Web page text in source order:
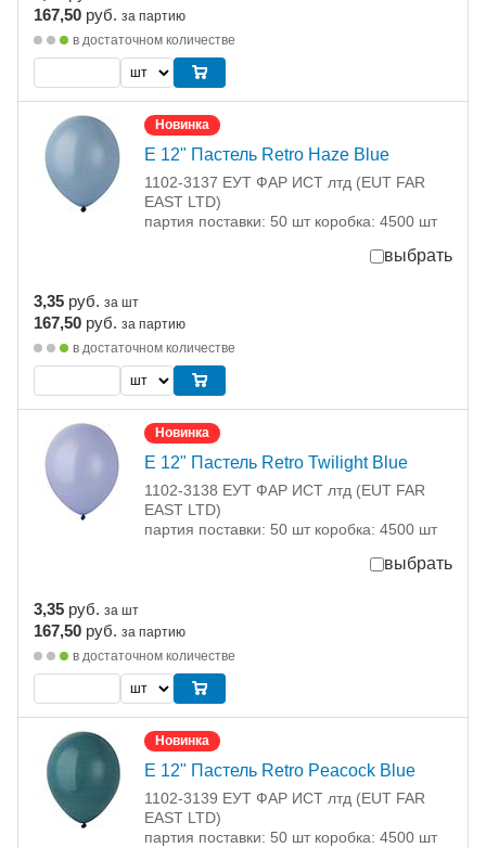
167,50 руб. за партию
в достаточном количестве
Новинка
Е 12" Пастель Retro Haze Blue
1102-3137 ЕУТ ФАР ИСТ лтд (EUT FAR
EAST LTD)
партия поставки: 50 шт коробка: 4500 шт
выбрать
3,35 руб. за шт
167,50 руб. за партию
в достаточном количестве
Новинка
Е 12" Пастель Retro Twilight Blue
1102-3138 ЕУТ ФАР ИСТ лтд (EUT FAR
EAST LTD)
партия поставки: 50 шт коробка: 4500 шт
выбрать
3,35 руб. за шт
167,50 руб. за партию
в достаточном количестве
Новинка
Е 12" Пастель Retro Peacock Blue
1102-3139 ЕУТ ФАР ИСТ лтд (EUT FAR
EAST LTD)
партия поставки: 50 шт коробка: 4500 шт